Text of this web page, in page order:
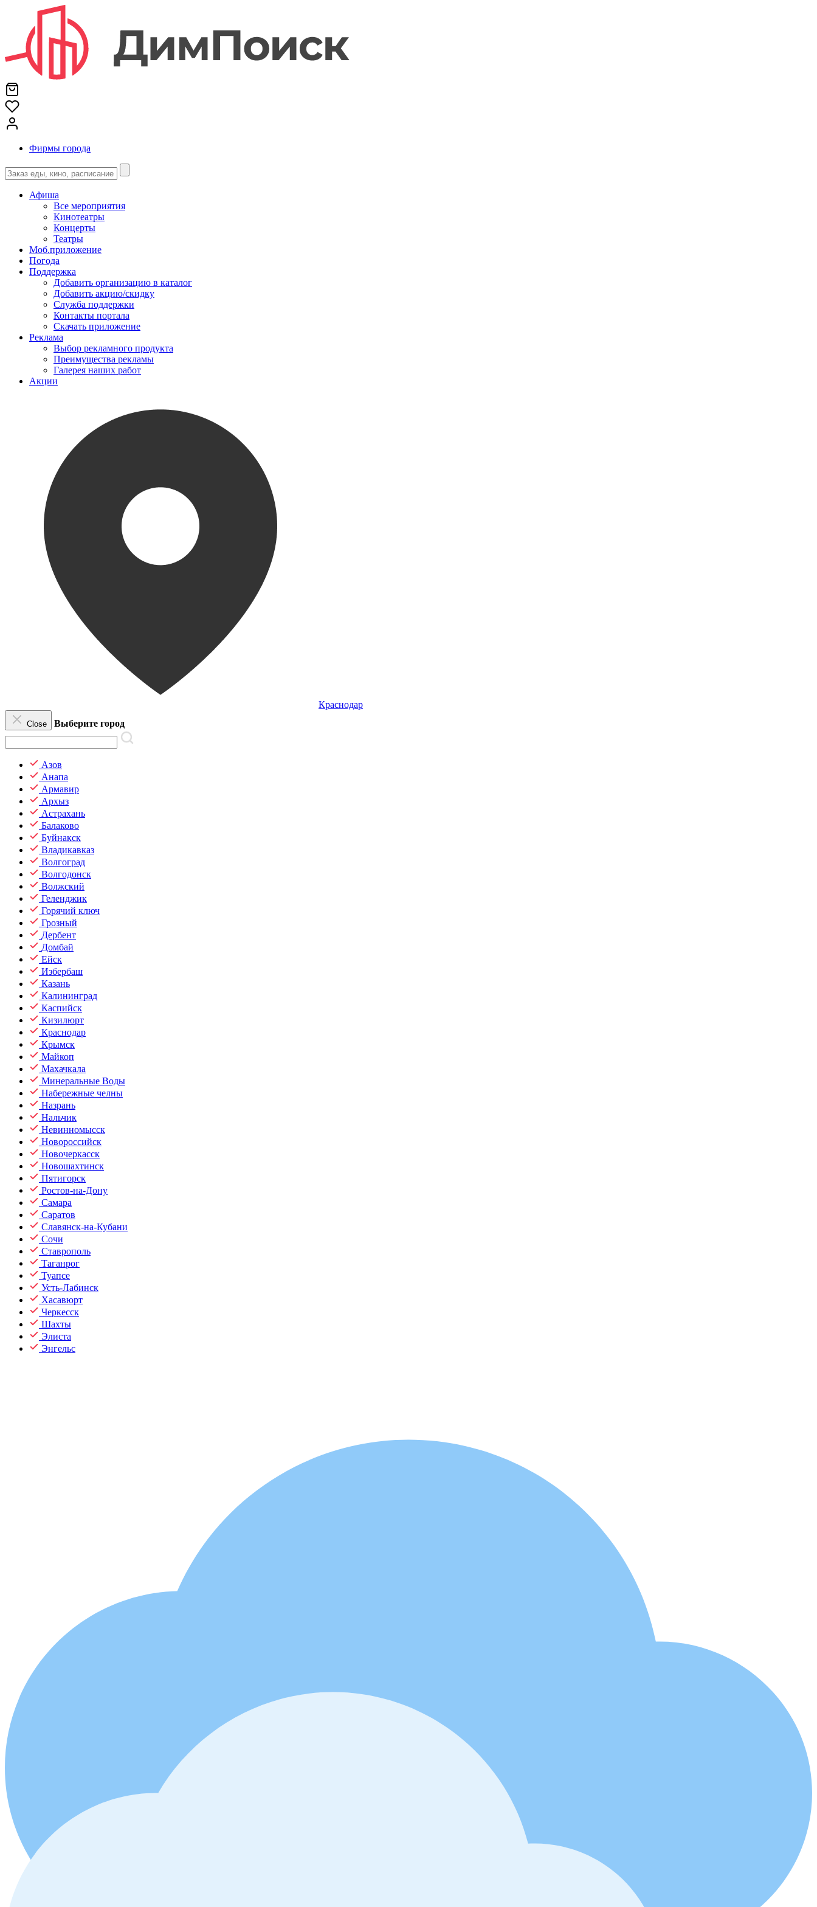
Фирмы города
Афиша
Все мероприятия
Кинотеатры
Концерты
Театры
Моб.приложение
Погода
Поддержка
Добавить организацию в каталог
Добавить акцию/скидку
Служба поддержки
Контакты портала
Скачать приложение
Реклама
Выбор рекламного продукта
Преимущества рекламы
Галерея наших работ
Акции
Краснодар
Close Выберите город
Азов
Анапа
Армавир
Архыз
Астрахань
Балаково
Буйнакск
Владикавказ
Волгоград
Волгодонск
Волжский
Геленджик
Горячий ключ
Грозный
Дербент
Домбай
Ейск
Избербаш
Казань
Калининград
Каспийск
Кизилюрт
Краснодар
Крымск
Майкоп
Махачкала
Минеральные Воды
Набережные челны
Назрань
Нальчик
Невинномысск
Новороссийск
Новочеркасск
Новошахтинск
Пятигорск
Ростов-на-Дону
Самара
Саратов
Славянск-на-Кубани
Сочи
Ставрополь
Таганрог
Туапсе
Усть-Лабинск
Хасавюрт
Черкесск
Шахты
Элиста
Энгельс